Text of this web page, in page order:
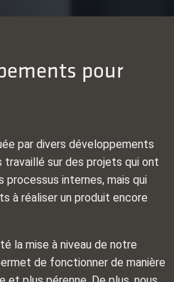
pour
par divers développements
travaillé sur des projets qui ont
processus internes, mais qui
à réaliser un produit encore
la mise à niveau de notre
de fonctionner de manière